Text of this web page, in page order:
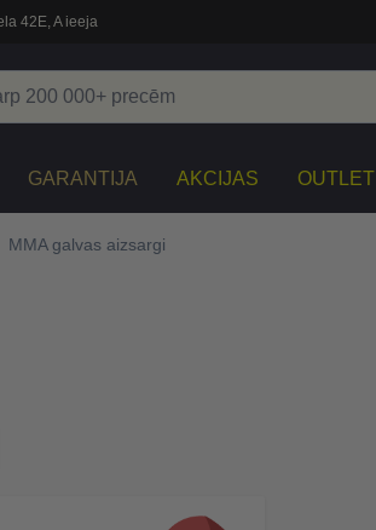
42E, A ieeja
GARANTIJA AKCIJAS OUTLET
MMA galvas aizsargi